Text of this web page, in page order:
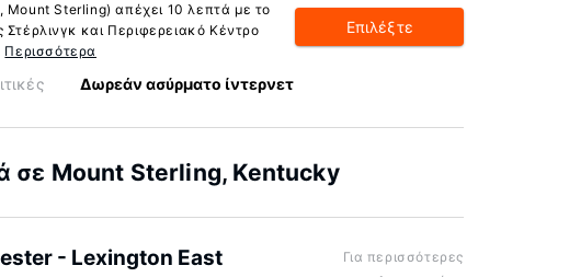
Mount Sterling) απέχει 10 λεπτά με το
Στέρλινγκ και Περιφερειακό Κέντρο
Περισσότερα
Δωρεάν ασύρματο ίντερνετ
Επιλέξτε
σε Mount Sterling, Kentucky
- Lexington East
Για περισσότερες